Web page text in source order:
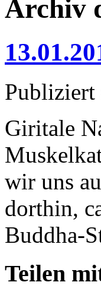
Archiv
Publiziert
Giritale
wir uns
dorthin,
Buddha-
Teilen